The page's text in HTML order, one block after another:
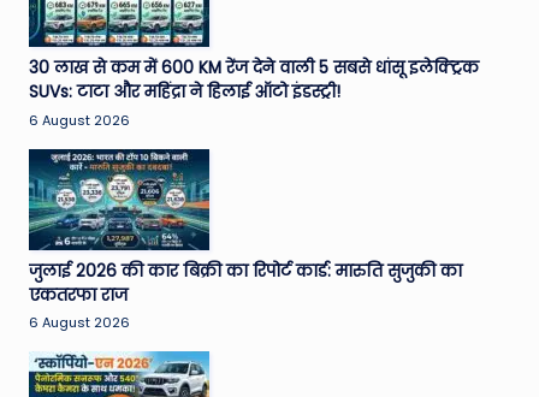
o
vi
e
e
w
s
A
ro
u
30 लाख से कम में 600 KM रेंज देने वाली 5 सबसे धांसू इलेक्ट्रिक
SUVs: टाटा और महिंद्रा ने हिलाई ऑटो इंडस्ट्री!
6 August 2026
जुलाई 2026 की कार बिक्री का रिपोर्ट कार्ड: मारुति सुजुकी का
एकतरफा राज
6 August 2026